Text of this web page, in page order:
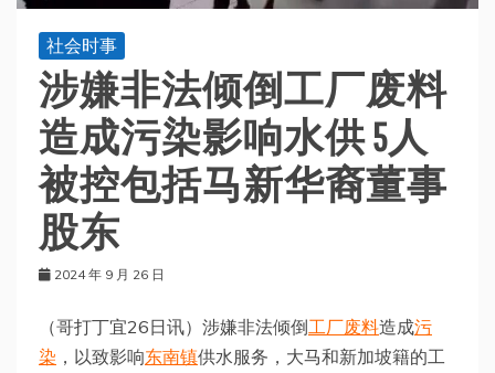
社会时事
涉嫌非法倾倒工厂废料
造成污染影响水供 5人
被控包括马新华裔董事
股东
2024 年 9 月 26 日
（哥打丁宜26日讯）涉嫌非法倾倒工厂废料造成污
染 ，以致影响东南镇供水服务，大马和新加坡籍的工